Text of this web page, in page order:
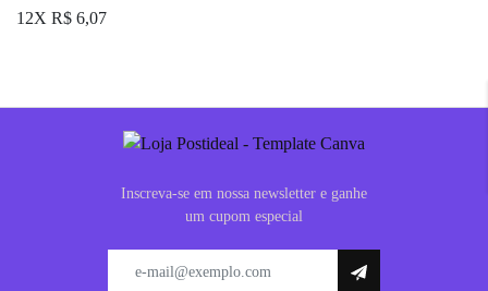
12X R$ 6,07
Inscreva-se em nossa newsletter e ganhe
um cupom especial